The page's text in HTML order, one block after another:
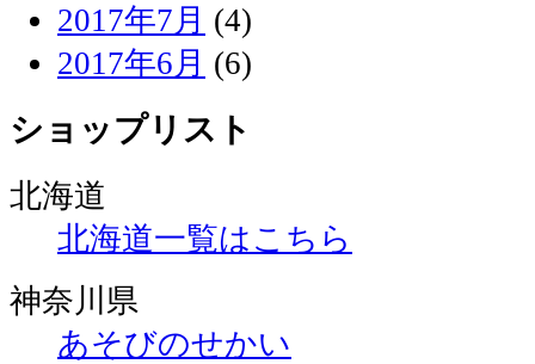
2017年7月 (4)
2017年6月 (6)
ショップリスト
北海道
北海道一覧はこちら
神奈川県
あそびのせかい